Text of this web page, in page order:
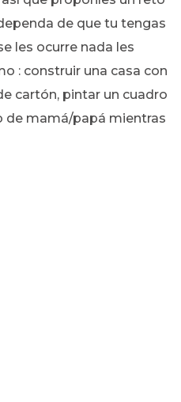
de que tu tengas
les ocurre nada les
: construir una casa con
cartón, pintar un cuadro
de mamá/papá mientras